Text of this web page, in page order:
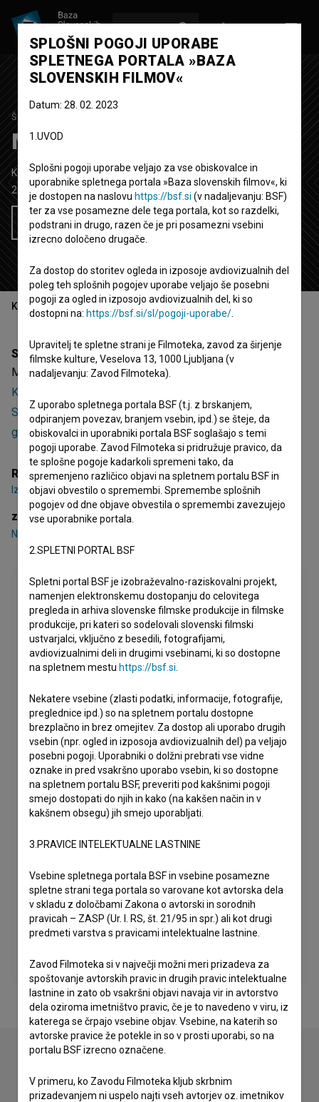
ŠTUDIJSKI PROJEKT
Moja lasulja
Kratki igrani film
8'
2014
Slovenija
Želim si ogledati ta film
Kazalo
Sinopsis
Moja lasulja je slovenski kratki igrani film. Nastopajo
Korenjak
Skok . Nastal je v produkcijiUL AGRFT - Akademija za
gledališče, radio, film in televizijo.
Režija
Iza Skok
zasedba
Nika Korenjak
Oglejte si
SPLOŠNI POGOJI UPORABE
SPLETNEGA PORTALA »BAZA
SLOVENSKIH FILMOV«
Datum: 28. 02. 2023
1.UVOD
Splošni pogoji uporabe veljajo za vse obiskovalce in
uporabnike spletnega portala »Baza slovenskih filmov«, ki
je dostopen na naslovu https://bsf.si (v nadaljevanju: BSF)
ter za vse posamezne dele tega portala, kot so razdelki,
podstrani in drugo, razen če je pri posamezni vsebini
izrecno določeno drugače.
Za dostop do storitev ogleda in izposoje avdiovizualnih del
poleg teh splošnih pogojev uporabe veljajo še posebni
pogoji za ogled in izposojo avdiovizualnih del, ki so
dostopni na: https://bsf.si/sl/pogoji-uporabe/
Upravitelj te spletne strani je Filmoteka, zavod za širjenje
filmske kulture, Veselova 13, 1000 Ljubljana (v
nadaljevanju: Zavod Filmoteka).
Z uporabo spletnega portala BSF (t.j. z brskanjem,
odpiranjem povezav, branjem vsebin, ipd.) se šteje, da
obiskovalci in uporabniki portala BSF soglašajo s temi
pogoji uporabe. Zavod Filmoteka si pridružuje pravico, da
te splošne pogoje kadarkoli spremeni tako, da
spremenjeno različico objavi na spletnem portalu BSF in
objavi obvestilo o spremembi. Spremembe splošnih
pogojev od dne objave obvestila o spremembi zavezujejo
vse uporabnike portala.
2.SPLETNI PORTAL BSF
Spletni portal BSF je izobraževalno-raziskovalni projekt,
namenjen elektronskemu dostopanju do celovitega
pregleda in arhiva slovenske filmske produkcije in filmske
produkcije, pri kateri so sodelovali slovenski filmski
ustvarjalci, vključno z besedili, fotografijami,
avdiovizualnimi deli in drugimi vsebinami, ki so dostopne
na spletnem mestu https://bsf.si
Nekatere vsebine (zlasti podatki, informacije, fotografije,
preglednice ipd.) so na spletnem portalu dostopne
brezplačno in brez omejitev. Za dostop ali uporabo drugih
vsebin (npr. ogled in izposoja avdiovizualnih del) pa veljajo
posebni pogoji. Uporabniki o dolžni prebrati vse vidne
oznake in pred vsakršno uporabo vsebin, ki so dostopne
na spletnem portalu BSF, preveriti pod kakšnimi pogoji
smejo dostopati do njih in kako (na kakšen način in v
kakšnem obsegu) jih smejo uporabljati.
3.PRAVICE INTELEKTUALNE LASTNINE
Vsebine spletnega portala BSF in vsebine posamezne
spletne strani tega portala so varovane kot avtorska dela
v skladu z določbami Zakona o avtorski in sorodnih
pravicah – ZASP (Ur. l. RS, št. 21/95 in spr.) ali kot drugi
predmeti varstva s pravicami intelektualne lastnine.
Zavod Filmoteka si v največji možni meri prizadeva za
spoštovanje avtorskih pravic in drugih pravic intelektualne
lastnine in zato ob vsakršni objavi navaja vir in avtorstvo
dela oziroma imetništvo pravic, če je to navedeno v viru, iz
katerega se črpajo vsebine objav. Vsebine, na katerih so
avtorske pravice že potekle in so v prosti uporabi, so na
portalu BSF izrecno označene.
V primeru, ko Zavodu Filmoteka kljub skrbnim
prizadevanjem ni uspelo najti vseh avtorjev oz. imetnikov